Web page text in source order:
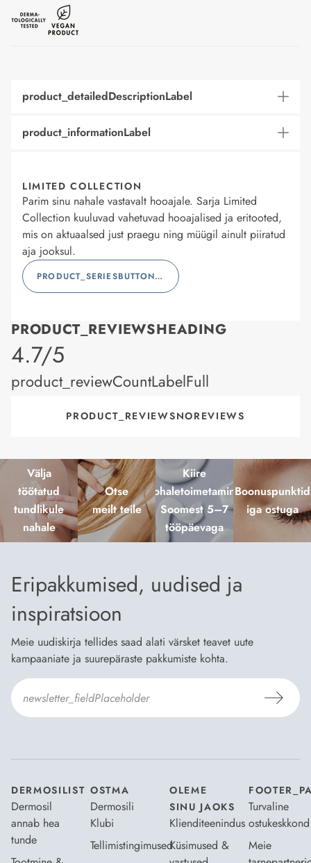
product_detailedDescriptionLabel
product_informationLabel
LIMITED COLLECTION
Parim sinu nahale vastavalt hooajale. Sarja Limited
Collection kuuluvad vahetuvad hooajalised ja eritooted,
mis on aktuaalsed just praegu ning müügil ainult piiratud
aja jooksul.
PRODUCT_SERIESBUTTONLABEL
PRODUCT_REVIEWSHEADING
product_rating
4.7/5
product_reviewCountLabelFull
PRODUCT_REVIEWSNOREVIEWS
Välja
töötatud
tundlikule
nahale
Otse
meilt teile
Kiire
kohaletoimetamine
Soomest 5–7
tööpäevaga
Boonuspunktid
iga ostuga
Eripakkumised, uudised ja
inspiratsioon
Meie uudiskirja tellides saad alati värsket teavet uute
kampaaniate ja suurepäraste pakkumiste kohta.
DERMOSILIST
Dermosil
annab hea
tunde
OSTMA
Dermosili
Klubi
Tellimistingimused
OLEME
SINU JAOKS
Klienditeenindus
Küsimused &
Turvaline
ostukeskkond
Meie